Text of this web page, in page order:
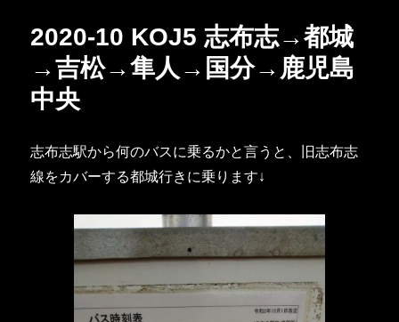
2020-10 KOJ5 志布志→都城
→吉松→隼人→国分→鹿児島
中央
志布志駅から何のバスに乗るかと言うと、旧志布志
線をカバーする都城行きに乗ります↓